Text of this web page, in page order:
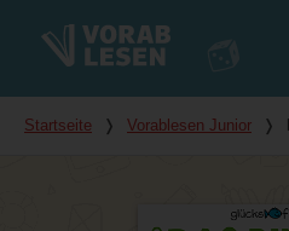
Du bist hier
Startseite ❭ Vorablesen Junior ❭